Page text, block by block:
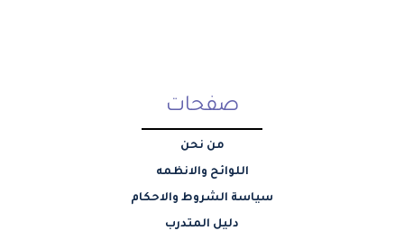
صفحات
من نحن
اللوائح والانظمه
سياسة الشروط والاحكام
دليل المتدرب